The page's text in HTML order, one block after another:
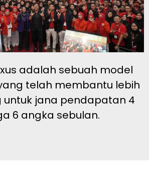
adalah sebuah model
telah membantu lebih
untuk jana pendapatan 4
6 angka sebulan.